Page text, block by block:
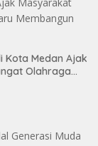
Kota Medan Ajak
Olahraga